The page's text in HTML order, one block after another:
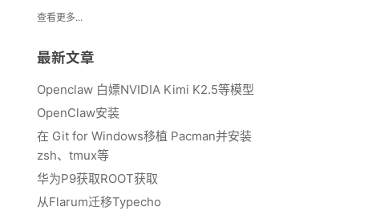
查看更多...
最新文章
Openclaw 白嫖NVIDIA Kimi K2.5等模型
OpenClaw安装
在 Git for Windows移植 Pacman并安装
zsh、tmux等
华为P9获取ROOT获取
从Flarum迁移Typecho